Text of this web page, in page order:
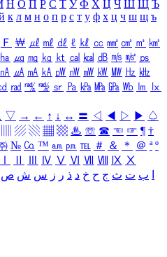
Н О П Р С Т У Ф Х Ц Ч Ш Щ Ъ
к л м н о п р с т у ф х ц ч ш щ ъ
Ｆ ￦ ㎕ ㎖ ㎗ ℓ ㎘ ㏄ ㎣ ㎤ ㎥ ㎦
㏊ ㎍ ㎎ ㎏ ㏏ ㎈ ㎉ ㏈ ㎧ ㎨ ㎰
㎁ ㎂ ㎃ ㎄ ㎺ ㎻ ㎽ ㎾ ㎿ ㎐ ㎑
㎭ ㎮ ㎯ ㏛ ㎩ ㎪ ㎫ ㎬ ㏝ ㏐
㏓
▽ → ← ↑ ↓ ↔ 〓 ◁ ◀ ▷ ▶ ♤
▨ ▧ ▦ ▩ ♨ ☏ ☎ ☜ ☞ ¶ †
№ ㏇ ™ ㏂ ㏘ ℡ ＃ ＆ ＊ ＠ ª º
Ⅳ Ⅴ Ⅵ Ⅶ Ⅷ Ⅸ Ⅹ
ب ت ث ج ح خ د ذ ر ز س ش ص